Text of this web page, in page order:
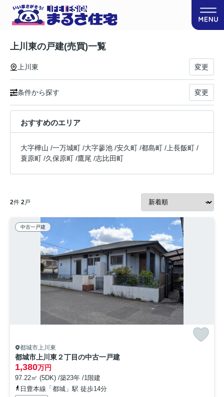
上川東の戸建(売買)一覧
上川東 変更
条件から探す 変更
おすすめのエリア
大字樺山 /一万城町 /大字蓼池 /安久町 /都島町 / 上長飯町 /
蓑原町 /久保原町 /鷹尾 /志比田町
2件 2戸
中古一戸建
都城市上川東
都城市上川東２丁目の中古一戸建
1,380万円
97.22㎡ (5DK) /築23年 /1階建
日豊本線「都城」駅 徒歩14分